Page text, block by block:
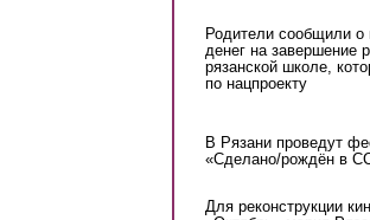
Родители сообщили о
денег на завершение
рязанской школе,
по нацпроекту
В Рязани проведут
«Сделано/рождён в
Для реконструкции